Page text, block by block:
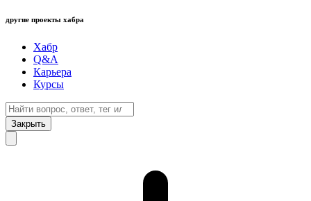
другие проекты хабра
Хабр
Q&A
Карьера
Курсы
Закрыть